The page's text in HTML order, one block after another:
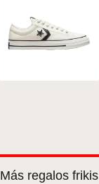
Más regalos frikis